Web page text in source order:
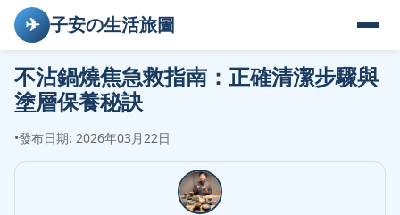
✈ 子安の生活旅圖
不沾鍋燒焦急救指南：正確清潔步驟與
塗層保養秘訣
•發布日期: 2026年03月22日